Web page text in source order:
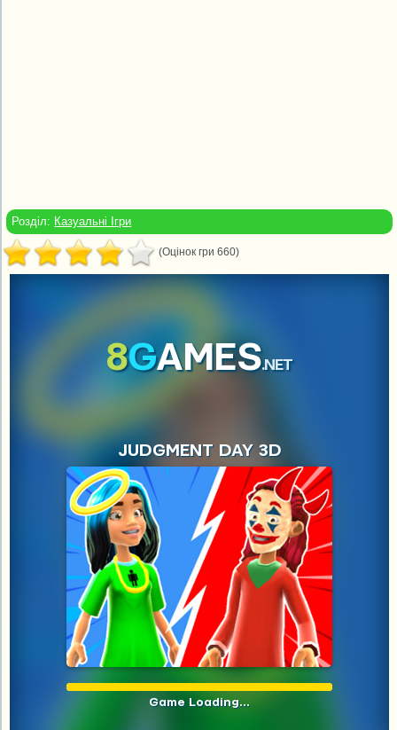
Розділ: Казуальні Ігри
(Оцінок гри 660)